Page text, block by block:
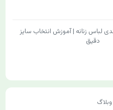
لباس زنانه | آموزش انتخاب سایز
دقیق